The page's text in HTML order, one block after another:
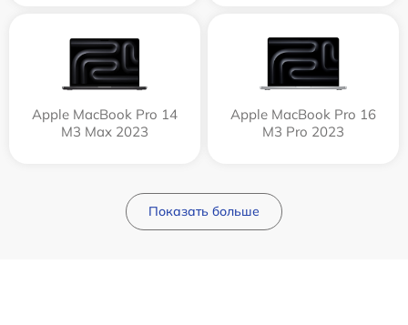
Apple MacBook Pro 14
M3 Max 2023
Apple MacBook Pro 16
M3 Pro 2023
Показать больше